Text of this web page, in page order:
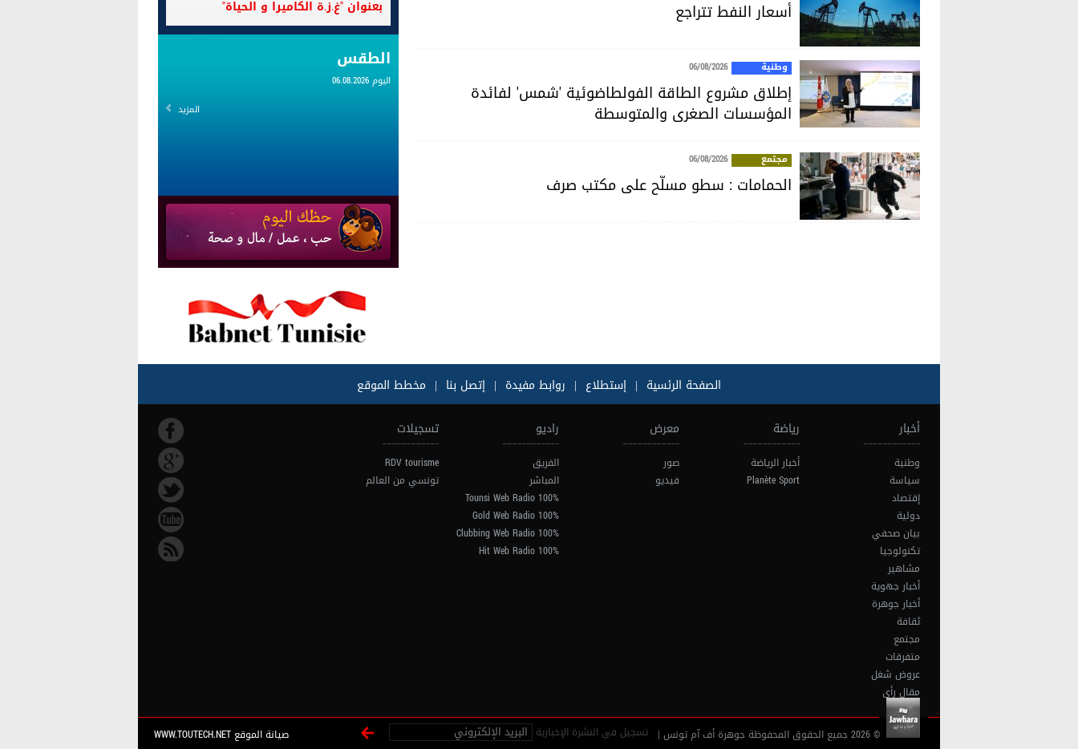
أسعار النفط تتراجع
وطنية 06/08/2026
إطلاق مشروع الطاقة الفولطاضوئية 'شمس' لفائدة
المؤسسات الصغرى والمتوسطة
مجتمع 06/08/2026
الحمامات : سطو مسلّح على مكتب صرف
بعنوان "غ.ز.ة الكاميرا و الحياة"
الطقس
اليوم 06.08.2026
المزيد
الصفحة الرئسية | إستطلاع | روابط مفيدة | إتصل بنا | مخطط الموقع
أخبار
وطنية
سياسة
إقتصاد
دولية
بيان صحفي
تكنولوجيا
مشاهير
أخبار جهوية
أخبار جوهرة
ثقافة
مجتمع
متفرقات
عروض شغل
مقال رأي
رياضة
أخبار الرياضة
Planète Sport
معرض
صور
فيديو
راديو
الفريق
المباشر
100% Tounsi Web Radio
100% Gold Web Radio
100% Clubbing Web Radio
100% Hit Web Radio
تسجيلات
RDV tourisme
تونسي من العالم
© 2026 جميع الحقوق المحفوظة جوهرة أف آم تونس | تسجيل في النشرة الإخبارية صيانة الموقع WWW.TOUTECH.NET